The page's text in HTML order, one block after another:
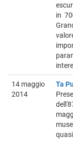
in
14 maggio
2014
Ta